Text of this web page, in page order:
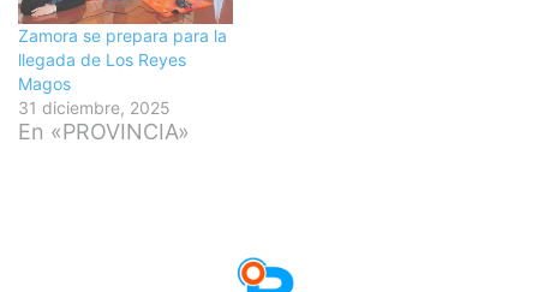
Zamora se prepara para la
llegada de Los Reyes
Magos
31 diciembre, 2025
En «PROVINCIA»